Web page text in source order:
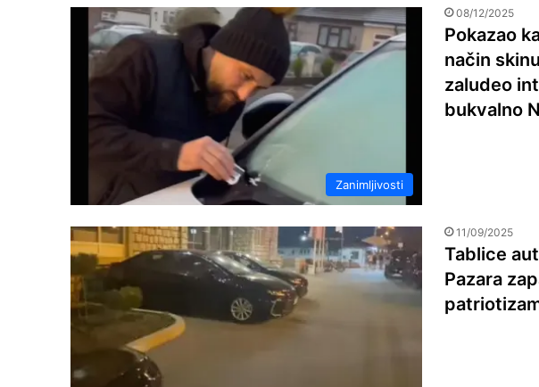
Zanimljivosti
08/12/2025
Pokazao
način
zaludeo
bukvalno
11/09/2025
Tablice
Pazara